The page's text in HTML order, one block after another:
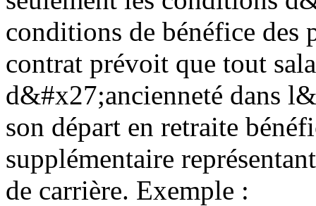
conditions de bénéfice des
contrat prévoit que tout
d&#x27;ancienneté dans
son départ en retraite
supplémentaire
de carrière. Exemple :